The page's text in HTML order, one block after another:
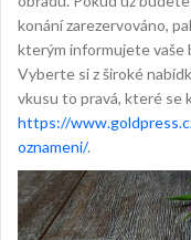
konání zarezervováno,
kterým informujete vaše
Vyberte si z široké
vkusu to pravá, které se
https://
oznameni/.